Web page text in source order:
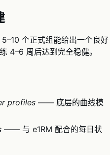
个正式组能给出一个良好
4–6 周后达到完全稳健。
profiles —— 底层的曲线模
—— 与 e1RM 配合的每日状